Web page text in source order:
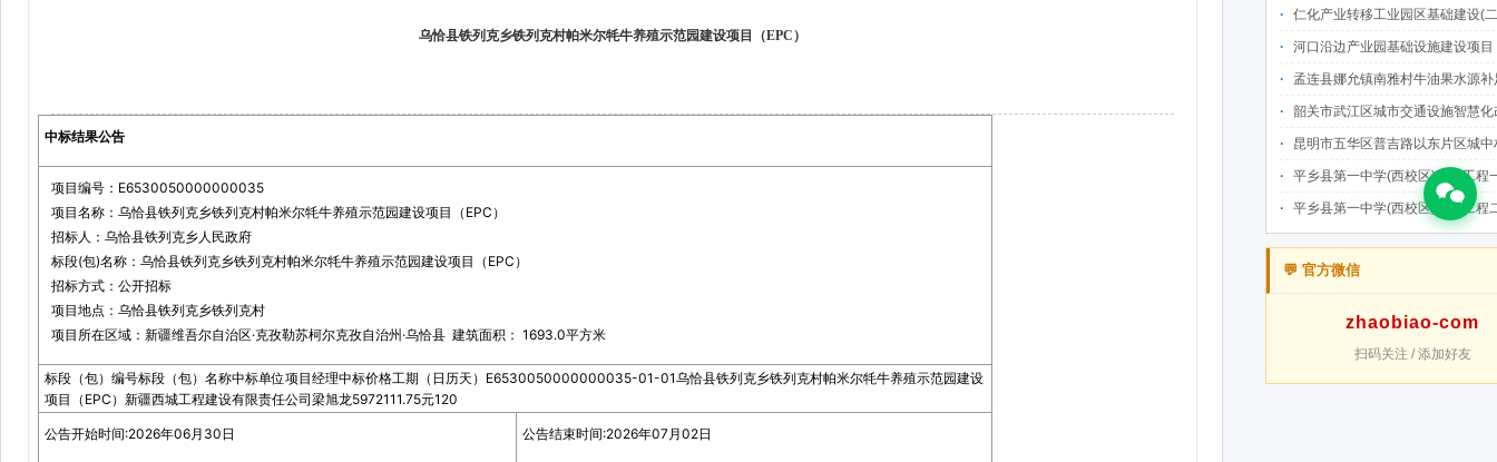
仁化产业转移工业园区基础建设(二期)一韶关仁化产业园区工业二路道路及桥梁(西侧扩园段)建设
河口沿边产业园基础设施建设项目（二期）设计施工总承包（EPC）(三次
孟连县娜允镇南雅村牛油果水源补足提质增效建设项目
韶关市武江区城市交通设施智慧化改造提升项目-基础建设工程（一期）A标段施
昆明市五华区普吉路以东片区城中村改造项目（一期）A7、A-4-2地块安置房项目供配电设计施工一体化
平乡县第一中学(西校区)建设工程一标段施工
平乡县第一中学(西校区)建设工程二标段施工
💬 官方微信
zhaobiao-com
扫码关注 / 添加好友